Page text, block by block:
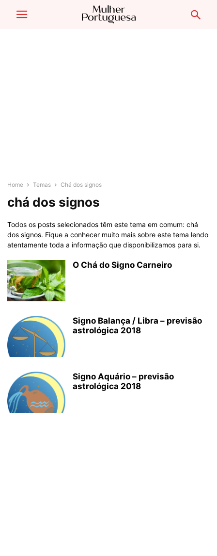
Home Temas Chá dos signos
chá dos signos
Todos os posts selecionados têm este tema em comum: chá
dos signos. Fique a conhecer muito mais sobre este tema lendo
atentamente toda a informação que disponibilizamos para si.
O Chá do Signo Carneiro
Signo Balança / Libra – previsão
astrológica 2018
Signo Aquário – previsão
astrológica 2018